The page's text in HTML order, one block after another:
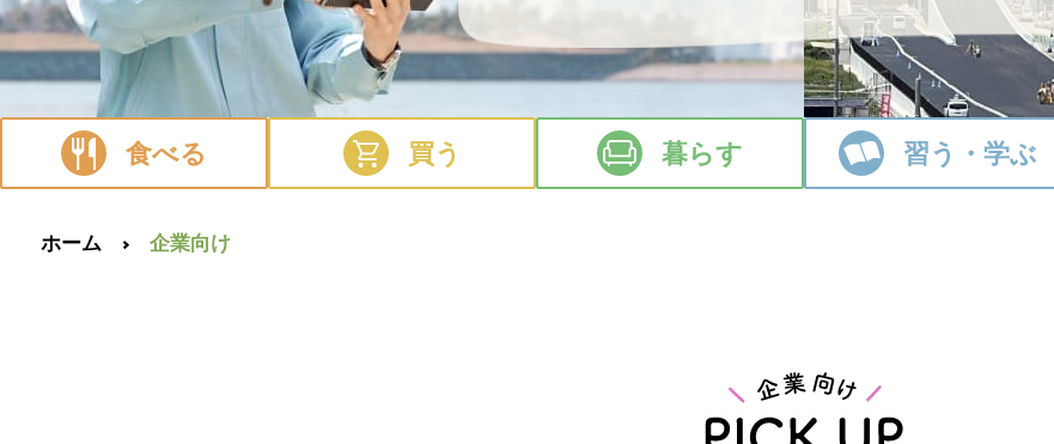
食べる 買う 暮らす 習う・学ぶ
ホーム 企業向け